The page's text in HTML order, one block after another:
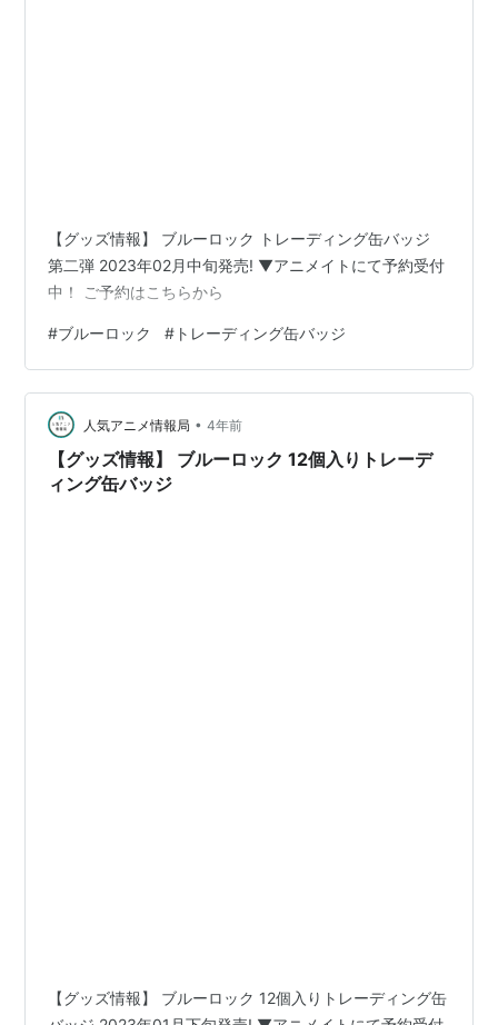
【グッズ情報】 ブルーロック トレーディング缶バッジ
第二弾 2023年02月中旬発売! ▼アニメイトにて予約受付
中！ ご予約はこちらから
#ブルーロック # トレーディング缶バッジ
人気アニメ情報局 • 4年前
【グッズ情報】 ブルーロック 12個入りトレーデ
ィング缶バッジ
【グッズ情報】 ブルーロック 12個入りトレーディング缶